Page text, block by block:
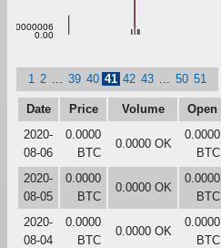
0.00000006
0.00
1 2 39 40 41 42 43 50 51
Date Price Volume Open
2020-
08-06
0.0000
BTC
0.0000 OK
0.0000
BTC
2020-
08-05
0.0000
BTC
0.0000 OK
0.0000
BTC
2020-
08-04
0.0000
BTC
0.0000 OK
0.0000
BTC